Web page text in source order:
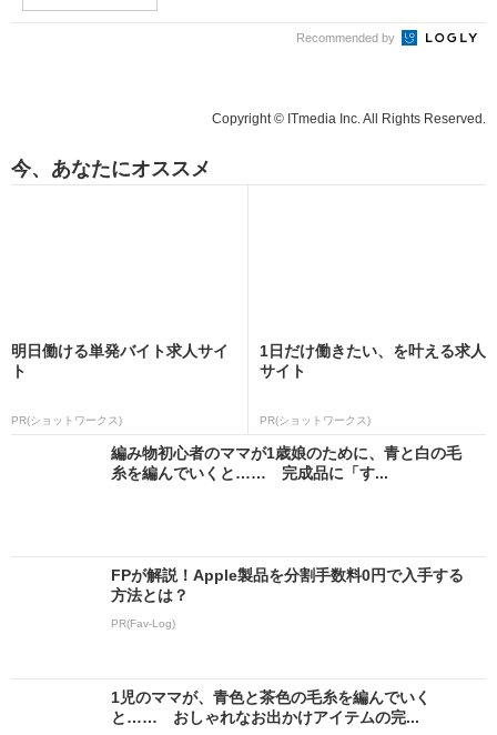
Recommended by
Copyright © ITmedia Inc. All Rights Reserved.
今、あなたにオススメ
明日働ける単発バイト求人サイ
ト
PR(ショットワークス)
1日だけ働きたい、を叶える求人
サイト
PR(ショットワークス)
編み物初心者のママが1歳娘のために、青と白の毛
糸を編んでいくと…… 完成品に「す...
FPが解説！Apple製品を分割手数料0円で入手する
方法とは？
PR(Fav-Log)
1児のママが、青色と茶色の毛糸を編んでいく
と…… おしゃれなお出かけアイテムの完...